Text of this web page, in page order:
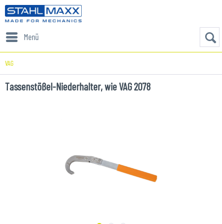
Menü
VAG
Tassenstößel-Niederhalter, wie VAG 2078